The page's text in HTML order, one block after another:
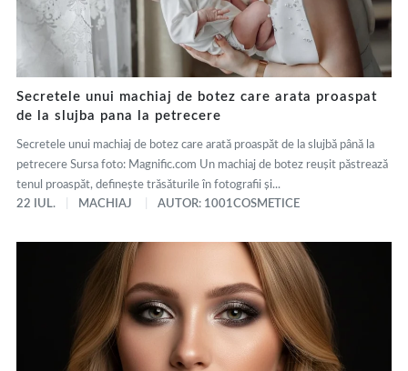
Secretele unui machiaj de botez care arata proaspat
de la slujba pana la petrecere
Secretele unui machiaj de botez care arată proaspăt de la slujbă până la
petrecere Sursa foto: Magnific.com Un machiaj de botez reușit păstrează
tenul proaspăt, definește trăsăturile în fotografii și...
22 IUL.
MACHIAJ AUTOR: 1001COSMETICE